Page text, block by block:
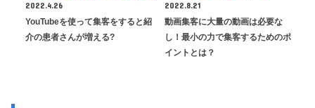
2022.4.26
YouTubeを使って集客をすると紹
介の患者さんが増える?
2022.8.21
動画集客に大量の動画は必要な
し！最小の力で集客するためのポ
イントとは？